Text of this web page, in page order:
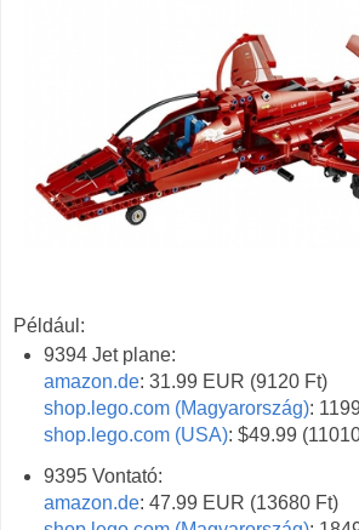
Például:
9394 Jet plane:
amazon.de: 31.99 EUR (9120 Ft)
shop.lego.com (Magyarország):
shop.lego.com (USA): $49.99
9395 Vontató:
amazon.de: 47.99 EUR (13680 Ft)